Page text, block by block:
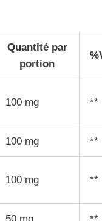
Quantité par
portion
100 mg **
100 mg **
100 mg **
50 mg **